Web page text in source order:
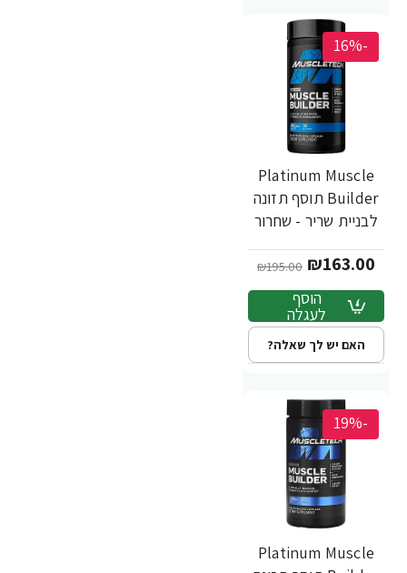
-16%
Platinum Muscle
Builder תוסף תזונה
לבניית שריר - שחרור
מבית MuscleTech
₪163.00
₪195.00
הוסף
לעגלה
האם יש לך שאלה?
-19%
Platinum Muscle